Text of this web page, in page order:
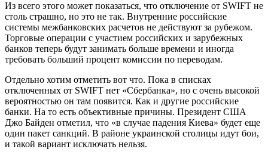
Из всего этого может показаться, что отключение от SWIFT не
столь страшно, но это не так. Внутренние российские
системы межбанковских расчетов не действуют за рубежом.
Торговые операции с участием российских и зарубежных
банков теперь будут занимать больше времени и иногда
требовать больший процент комиссии по переводам.
Отдельно хотим отметить вот что. Пока в списках
отключенных от SWIFT нет «Сбербанка», но с очень высокой
вероятностью он там появится. Как и другие российские
банки. На то есть объективные причины. Президент США
Джо Байден отметил, что «в случае падения Киева» будет еще
один пакет санкций. В районе украинской столицы идут бои,
и такой вариант исключать нельзя.